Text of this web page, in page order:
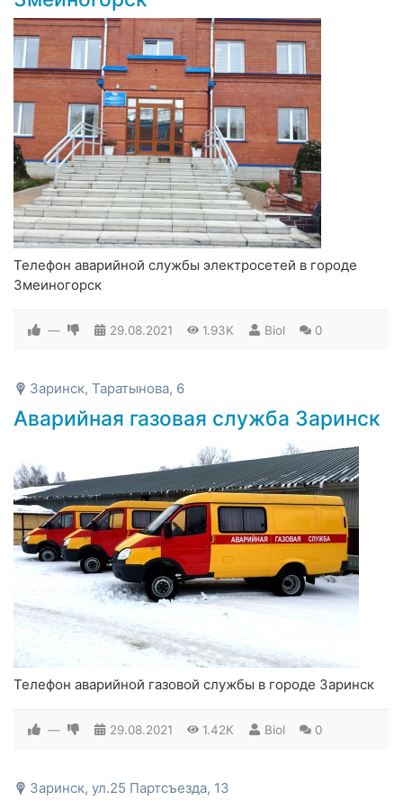
Телефон аварийной службы электросетей в городе
Змеиногорск
— 29.08.2021 1.93K Biol 0
Заринск, Таратынова, 6
Аварийная газовая служба Заринск
Телефон аварийной газовой службы в городе Заринск
— 29.08.2021 1.42K Biol 0
Заринск, ул.25 Партсъезда, 13